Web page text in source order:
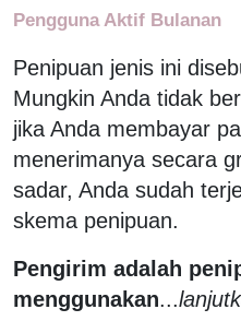
Pengguna Aktif Bulanan
Penipuan jenis ini
Mungkin Anda tidak
jika Anda membayar
menerimanya secara
sadar, Anda sudah
skema penipuan.
Pengirim adalah
menggunakan...